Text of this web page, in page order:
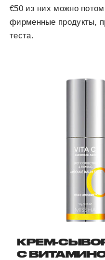
€50 из них можно
фирменные продукты,
теста.
КРЕМ-
С